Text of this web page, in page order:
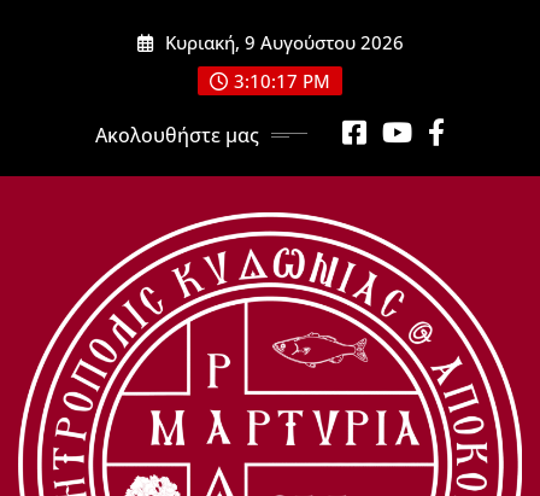
Κυριακή, 9 Αυγούστου 2026
3:10:18 PM
Ακολουθήστε μας